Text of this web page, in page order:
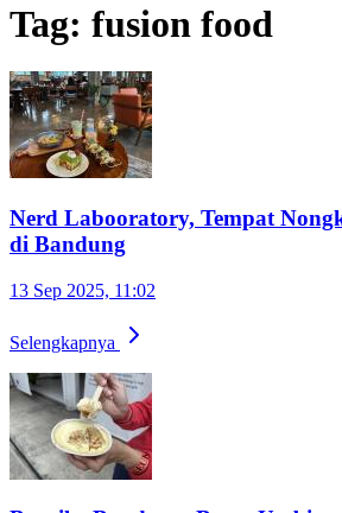
Tag: fusion food
Nerd Labooratory, Tempat
di Bandung
13 Sep 2025, 11:02
Selengkapnya